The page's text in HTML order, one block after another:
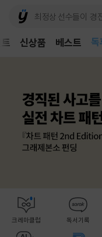
신상품 베스트
어
크레마클럽 독서기록